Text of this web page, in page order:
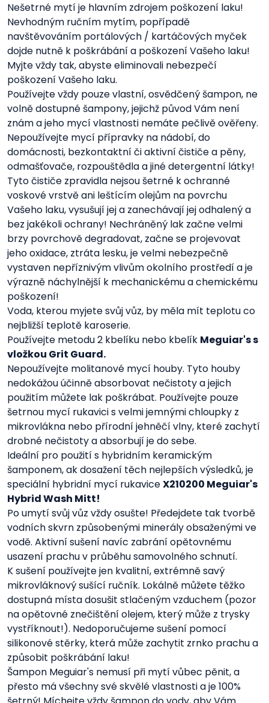
Nešetrné mytí je hlavním zdrojem poškození laku!
Nevhodným ručním mytím, popřípadě
navštěvováním portálových / kartáčových myček
dojde nutně k poškrábání a poškození Vašeho laku!
Myjte vždy tak, abyste eliminovali nebezpečí
poškození Vašeho laku.
Používejte vždy pouze vlastní, osvědčený šampon, ne
volně dostupné šampony, jejichž původ Vám není
znám a jeho mycí vlastnosti nemáte pečlivě ověřeny.
Nepoužívejte mycí přípravky na nádobí, do
domácnosti, bezkontaktní či aktivní čističe a pěny,
odmašťovače, rozpouštědla a jiné detergentní látky!
Tyto čističe zpravidla nejsou šetrné k ochranné
voskové vrstvě ani leštícím olejům na povrchu
Vašeho laku, vysušují jej a zanechávají jej odhalený a
bez jakékoli ochrany! Nechráněný lak začne velmi
brzy povrchově degradovat, začne se projevovat
jeho oxidace, ztráta lesku, je velmi nebezpečně
vystaven nepříznivým vlivům okolního prostředí a je
výrazně náchylnější k mechanickému a chemickému
poškození!
Voda, kterou myjete svůj vůz, by měla mít teplotu co
nejbližší teplotě karoserie.
Používejte metodu 2 kbelíku nebo kbelík Meguiar's s
vložkou Grit Guard.
Nepoužívejte molitanové mycí houby. Tyto houby
nedokážou účinně absorbovat nečistoty a jejich
použitím můžete lak poškrábat. Používejte pouze
šetrnou mycí rukavici s velmi jemnými chloupky z
mikrovlákna nebo přírodní jehněčí vlny, které zachytí
drobné nečistoty a absorbují je do sebe.
Ideální pro použití s ​​hybridním keramickým
šamponem, ak dosažení těch nejlepších výsledků, je
speciální hybridní mycí rukaviceX210200 Meguiar's
Hybrid Wash Mitt!
Po umytí svůj vůz vždy osušte! Předejdete tak tvorbě
vodních skvrn způsobenými minerály obsaženými ve
vodě. Aktivní sušení navíc zabrání opětovnému
usazení prachu v průběhu samovolného schnutí.
K sušení používejte jen kvalitní, extrémně savý
mikrovláknový sušící ručník. Lokálně můžete těžko
dostupná místa dosušit stlačeným vzduchem (pozor
na opětovné znečištění olejem, který může z trysky
vystříknout!). Nedoporučujeme sušení pomocí
silikonové stěrky, která může zachytit zrnko prachu a
způsobit poškrábání laku!
Šampon Meguiar's nemusí při mytí vůbec pěnit, a
přesto má všechny své skvělé vlastnosti a je 100%